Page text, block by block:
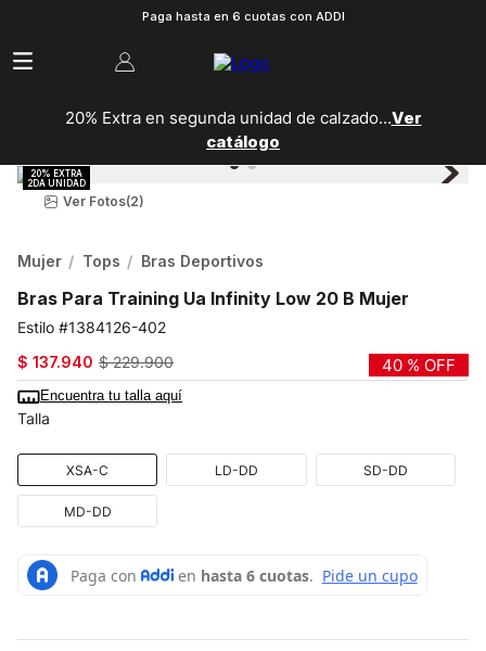
Paga hasta en 6 cuotas con ADDI
20% Extra en segunda unidad de calzado...Ver
catálogo
Ver Fotos(2)
Mujer Tops Bras Deportivos
Bras Para Training Ua Infinity Low 20 B Mujer
1384126-402
$ 137.940 $ 229.900 40 % OFF
Encuentra tu talla aquí
Talla
XSA-C LD-DD SD-DD
MD-DD